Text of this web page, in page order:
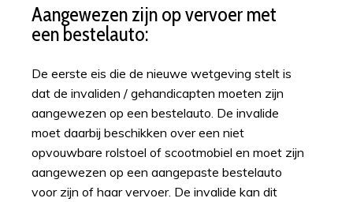
Aangewezen zijn op vervoer met
een bestelauto:
De eerste eis die de nieuwe wetgeving stelt is
dat de invaliden / gehandicapten moeten zijn
aangewezen op een bestelauto. De invalide
moet daarbij beschikken over een niet
opvouwbare rolstoel of scootmobiel en moet zijn
aangewezen op een aangepaste bestelauto
voor zijn of haar vervoer. De invalide kan dit